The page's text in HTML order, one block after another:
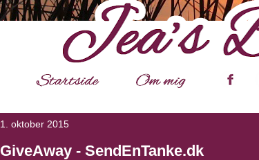
1. oktober 2015
GiveAway - SendEnTanke.dk